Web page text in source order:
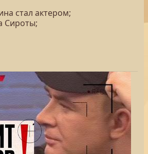
стал актером;
Сироты;